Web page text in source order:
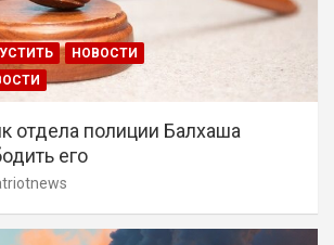
НОВОСТИ
отдела полиции Балхаша
его